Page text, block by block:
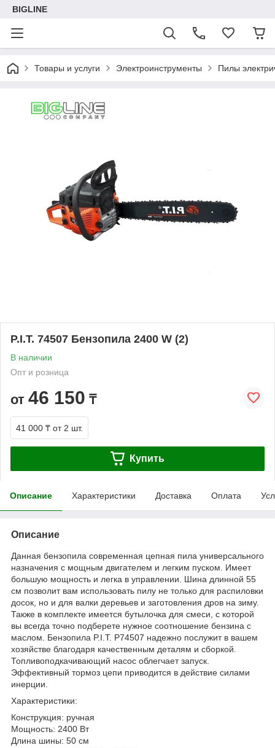
BIGLINE
Товары и услуги Электроинструменты Пилы
P.I.T. 74507 Бензопила 2400 W (2)
В наличии
Опт и розница
от 46 150 ₸
41 000 ₸ от 2 шт.
Купить
Описание Характеристики Доставка Оплата
Описание
Данная бензопила современная цепная пила универсального
назначения с мощным двигателем и легким пуском. Имеет
большую мощность и легка в управлении. Шина длинной 55
см позволит вам использовать пилу не только для распиловки
досок, но и для валки деревьев и заготовления дров на зиму.
Также в комплекте имеется бутылочка для смеси, с которой
вы всегда точно подберете нужное соотношение бензина с
маслом. Бензопила P.I.T. P74507 надежно послужит в вашем
хозяйстве благодаря качественным деталям и сборкой.
Топливоподкачивающий насос облегчает запуск.
Эффективный тормоз цепи приводится в действие силами
инерции.
Характеристики:
Конструкция: ручная
Мощность: 2400 Вт
Длина шины: 50 см